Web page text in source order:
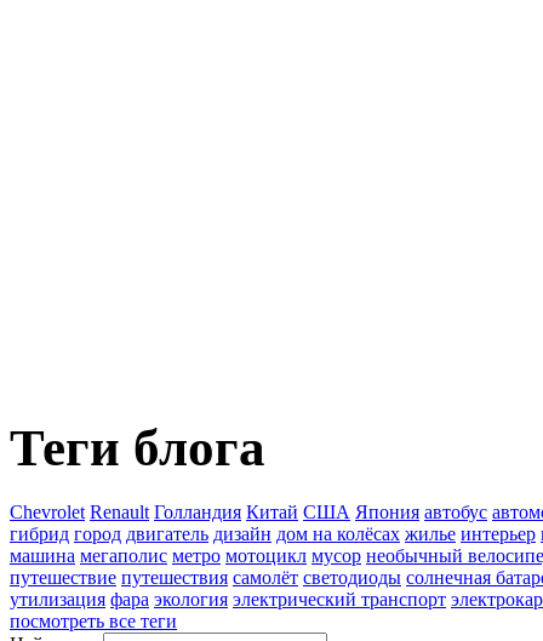
Теги блога
Chevrolet Renault Голландия Китай США Япония автобус
гибрид город двигатель дизайн дом на колёсах жилье интерьер
машина мегаполис метро мотоцикл мусор необычный
путешествие путешествия самолёт светодиоды солнечная
утилизация фара экология электрический транспорт электрокар
посмотреть все теги